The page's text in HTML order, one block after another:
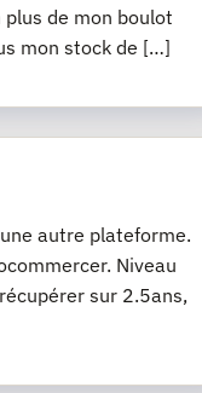
de mon boulot
mon stock de […]
autre plateforme.
Niveau
sur 2.5ans,